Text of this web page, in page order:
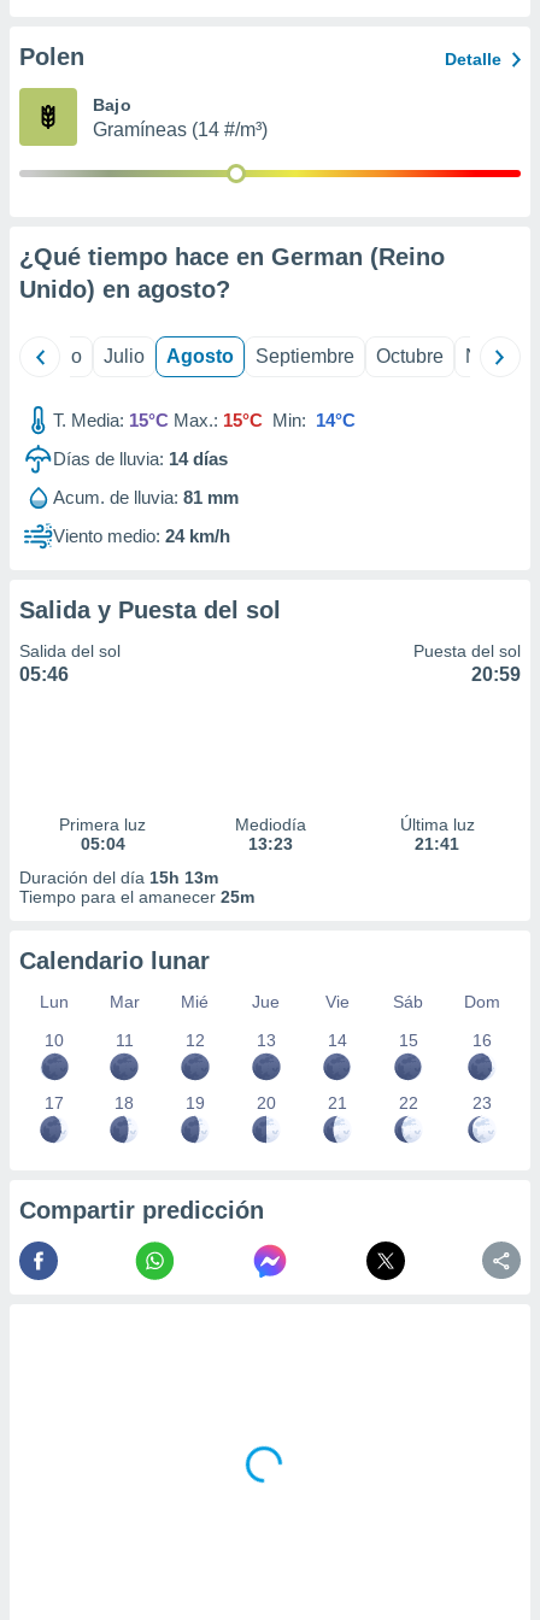
e
mediante
de
1199
Polen Detalle
Bajo
Gramíneas (14 #/m³)
¿Qué tiempo hace en German (Reino
Unido) en agosto?
Junio Julio Agosto Septiembre Octubre
T. Media: 15°C Max.: 15°C Min: 14°C
Días de lluvia: 14días
Acum. de lluvia: 81 mm
Viento medio: 24 km/h
Salida y Puesta del sol
Salida del sol
05:46
Puesta del sol
20:59
Primera luz
05:04
Mediodía
13:23
Última luz
21:41
Duración del día 15h 13m
Tiempo para el amanecer 25m
Calendario lunar
Lun Mar Mié Jue Vie Sáb
Dom
10
11 12 13 14 15 16
17 18 19 20 21 22 23
Compartir predicción